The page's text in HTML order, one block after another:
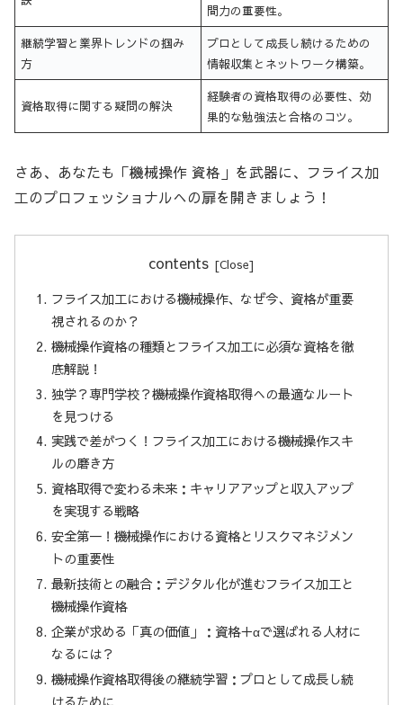
間力の重要性。
継続学習と業界トレンドの掴み
方
プロとして成長し続けるための
情報収集とネットワーク構築。
資格取得に関する疑問の解決
経験者の資格取得の必要性、効
果的な勉強法と合格のコツ。
さあ、あなたも「機械操作 資格」を武器に、フライス加
工のプロフェッショナルへの扉を開きましょう！
contents
フライス加工における機械操作、なぜ今、資格が重要
視されるのか？
機械操作資格の種類とフライス加工に必須な資格を徹
底解説！
独学？専門学校？機械操作資格取得への最適なルート
を見つける
実践で差がつく！フライス加工における機械操作スキ
ルの磨き方
資格取得で変わる未来：キャリアアップと収入アップ
を実現する戦略
安全第一！機械操作における資格とリスクマネジメン
トの重要性
最新技術との融合：デジタル化が進むフライス加工と
機械操作資格
企業が求める「真の価値」：資格＋αで選ばれる人材に
なるには？
機械操作資格取得後の継続学習：プロとして成長し続
けるために